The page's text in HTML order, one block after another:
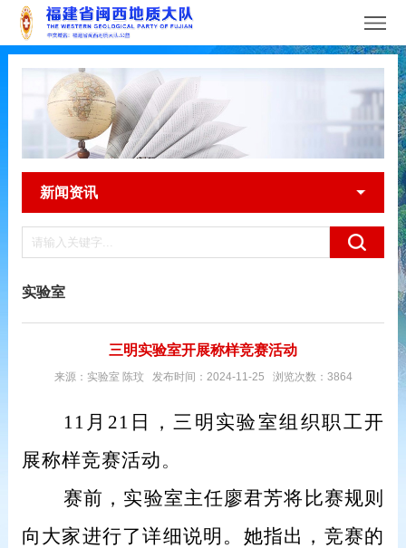
新闻资讯
实验室
三明实验室开展称样竞赛活动
来源：实验室 陈玟 发布时间：2024-11-25 浏览次数：3864
11 月21日，三明实验室组织职工开
展称样竞赛活动。
赛前，实验室主任廖君芳将比赛规则
向大家进行了详细说明。她指出，竞赛的